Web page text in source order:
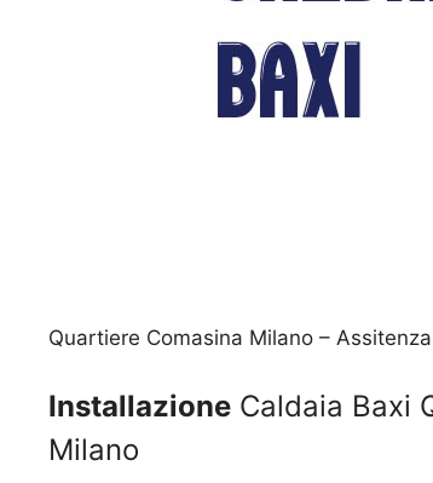
Quartiere Comasina Milano –
Installazione Caldaia Baxi
Milano